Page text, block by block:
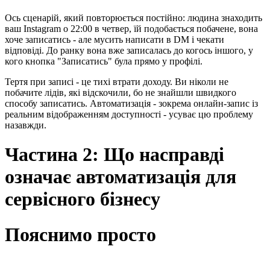
Ось сценарій, який повторюється постійно: людина знаходить
ваш Instagram о 22:00 в четвер, їй подобається побачене, вона
хоче записатись - але мусить написати в DM і чекати
відповіді. До ранку вона вже записалась до когось іншого, у
кого кнопка "Записатись" була прямо у профілі.
Тертя при записі - це тихі втрати доходу. Ви ніколи не
побачите лідів, які відскочили, бо не знайшли швидкого
способу записатись. Автоматизація - зокрема онлайн-запис із
реальним відображенням доступності - усуває цю проблему
назавжди.
Частина 2: Що насправді
означає автоматизація для
сервісного бізнесу
Пояснимо просто